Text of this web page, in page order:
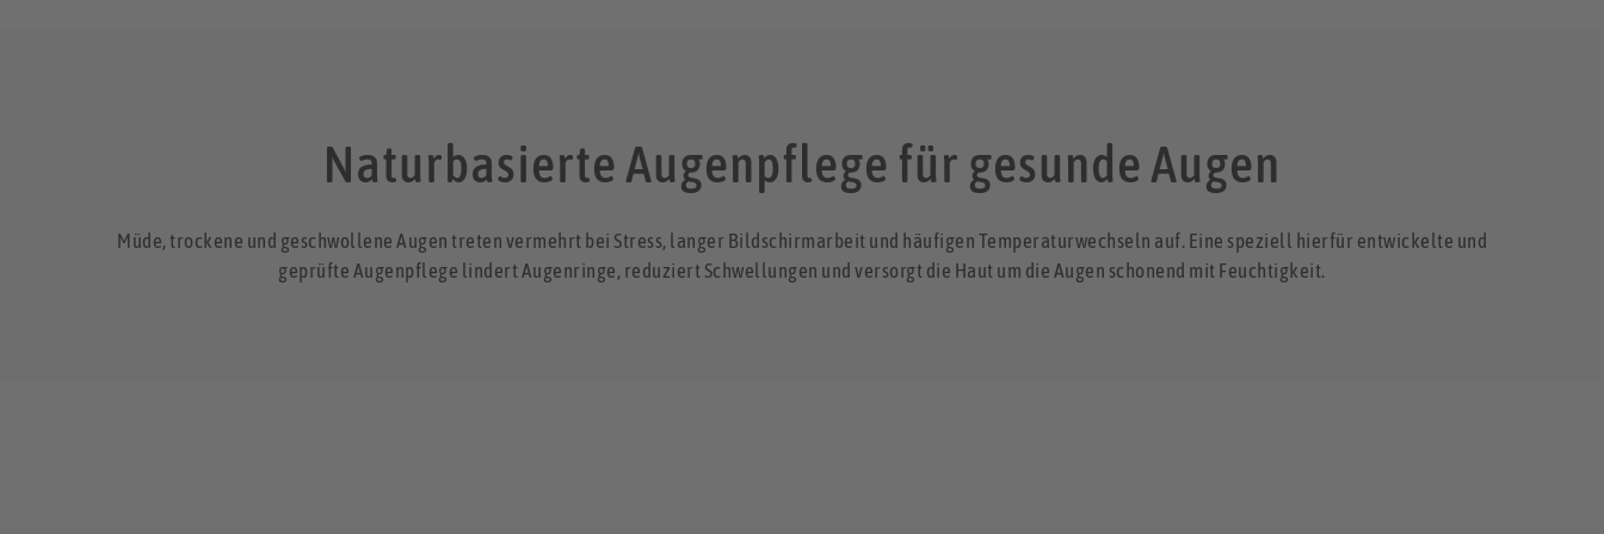
Naturbasierte Augenpflege für gesunde Augen
Müde, trockene und geschwollene Augen treten vermehrt bei Stress, langer Bildschirmarbeit und häufigen Temperaturwechseln auf. Eine speziell hierfür entwickelte und
geprüfte Augenpflege lindert Augenringe, reduziert Schwellungen und versorgt die Haut um die Augen schonend mit Feuchtigkeit.